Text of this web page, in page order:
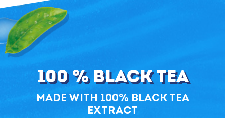
100 % Black Tea
Made with 100% Black Tea
extract